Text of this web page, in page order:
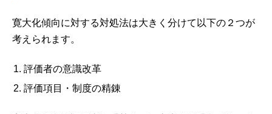
寛大化傾向に対する対処法は大きく分けて以下の２つが
考えられます。
評価者の意識改革
評価項目・制度の精錬